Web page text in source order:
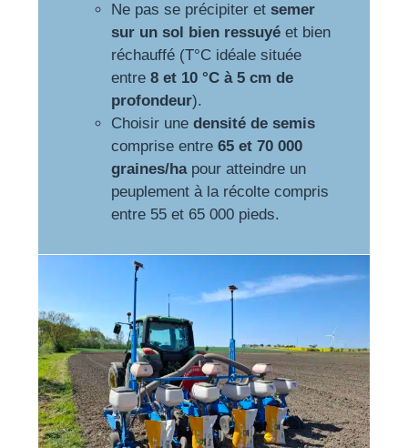
Ne pas se précipiter et semer
sur un sol bien ressuyéet bien
réchauffé (T°C idéale située
entre 8 et 10 °C à 5 cm de
profondeur).
Choisir une densité de semis
comprise entre 65 et 70 000
graines/hapour atteindre un
peuplement à la récolte compris
entre 55 et 65 000 pieds.